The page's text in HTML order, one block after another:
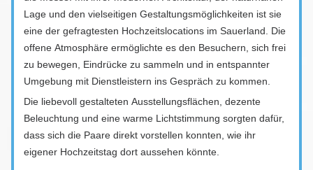
Lage und den vielseitigen Gestaltungsmöglichkeiten ist sie
eine der gefragtesten Hochzeitslocations im Sauerland. Die
offene Atmosphäre ermöglichte es den Besuchern, sich frei
zu bewegen, Eindrücke zu sammeln und in entspannter
Umgebung mit Dienstleistern ins Gespräch zu kommen.
Die liebevoll gestalteten Ausstellungsflächen, dezente
Beleuchtung und eine warme Lichtstimmung sorgten dafür,
dass sich die Paare direkt vorstellen konnten, wie ihr
eigener Hochzeitstag dort aussehen könnte.